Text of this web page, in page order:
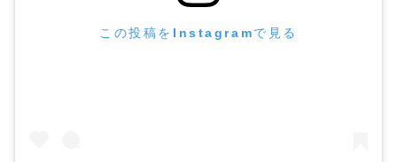
この投稿をInstagramで見る